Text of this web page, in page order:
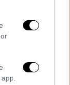
νέους
με τα
να